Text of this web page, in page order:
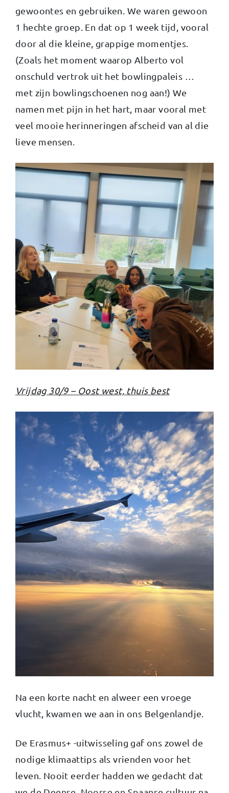
gewoontes en gebruiken. We waren gewoon
1 hechte groep. En dat op 1 week tijd, vooral
door al die kleine, grappige momentjes.
(Zoals het moment waarop Alberto vol
onschuld vertrok uit het bowlingpaleis …
met zijn bowlingschoenen nog aan!) We
namen met pijn in het hart, maar vooral met
veel mooie herinneringen afscheid van al die
lieve mensen.
Vrijdag 30/9 – Oost west, thuis best
Na een korte nacht en alweer een vroege
vlucht, kwamen we aan in ons Belgenlandje.
De Erasmus+ -uitwisseling gaf ons zowel de
nodige klimaattips als vrienden voor het
leven. Nooit eerder hadden we gedacht dat